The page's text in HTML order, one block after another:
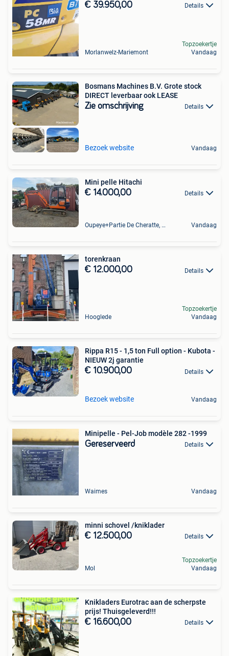
€ 39.950,00 Details
Morlanwelz-Mariemont
Topzoekertje
Vandaag
Bosmans Machines B.V. Grote stock
DIRECT leverbaar ook LEASE
Zie omschrijving Details
Bezoek website Vandaag
Mini pelle Hitachi
€ 14.000,00 Details
Oupeye+Partie De Cheratte, Herstal Et Wandre Vandaag
torenkraan
€ 12.000,00 Details
Hooglede
Topzoekertje
Vandaag
Rippa R15 - 1,5 ton Full option - Kubota -
NIEUW 2j garantie
€ 10.900,00 Details
Bezoek website Vandaag
Minipelle - Pel-Job modèle 282 -1999
Gereserveerd Details
Waimes Vandaag
minni schovel /kniklader
€ 12.500,00 Details
Mol
Topzoekertje
Vandaag
Knikladers Eurotrac aan de scherpste
prijs! Thuisgeleverd!!!
€ 16.600,00 Details